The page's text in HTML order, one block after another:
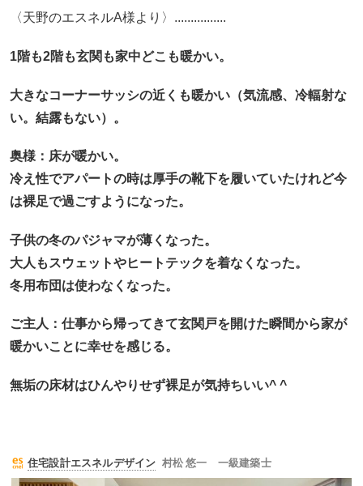
〈天野のエスネルA様より〉................
1階も2階も玄関も家中どこも暖かい。
大きなコーナーサッシの近くも暖かい（気流感、冷輻射な
い。結露もない）。
奥様：床が暖かい。
冷え性でアパートの時は厚手の靴下を履いていたけれど今
は裸足で過ごすようになった。
子供の冬のパジャマが薄くなった。
大人もスウェットやヒートテックを着なくなった。
冬用布団は使わなくなった。
ご主人：仕事から帰ってきて玄関戸を開けた瞬間から家が
暖かいことに幸せを感じる。
無垢の床材はひんやりせず裸足が気持ちいい^ ^